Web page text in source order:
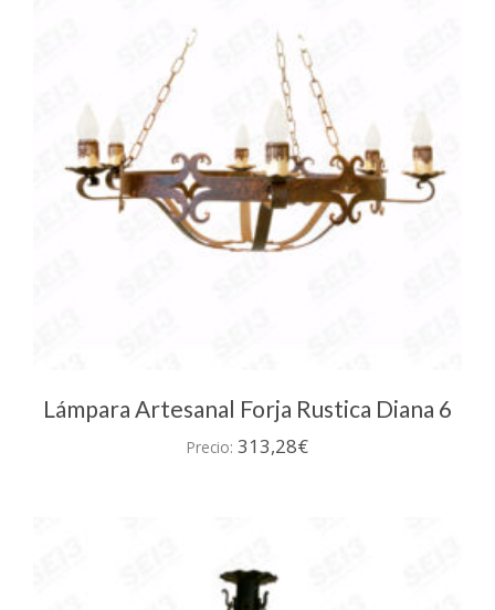
Lámpara Artesanal Forja Rustica Diana 6
Precio: 313,28€